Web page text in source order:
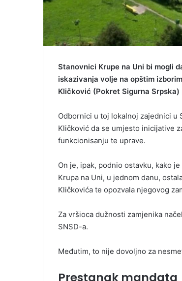
Stanovnici Krupe na Uni bi mogli
iskazivanja volje na opštim
Kličković (Pokret Sigurna
Odbornici u toj lokalnoj zajednici
Kličković da se umjesto inicijative
funkcionisanju te uprave.
On je, ipak, podnio ostavku, kako
Krupa na Uni, u jednom danu,
Kličkovića te opozvala njegovog
Za vršioca dužnosti zamjenika
SNSD-a.
Međutim, to nije dovoljno za
Prestanak mandata